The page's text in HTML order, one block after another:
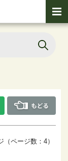
ページ数：4）